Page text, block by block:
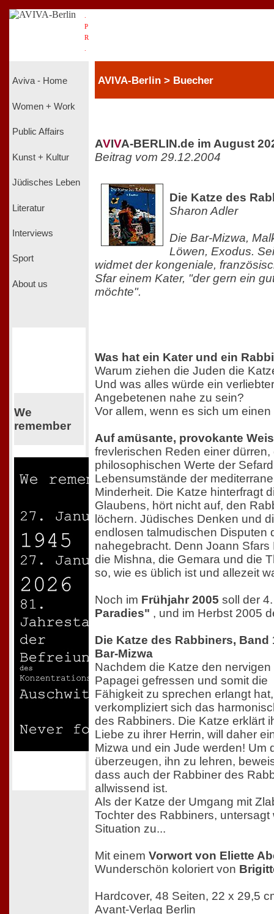
P
R
Aviva - Home
Women + Work
Public Affairs
Kunst + Kultur
Jüdisches Leben
Literatur
Interviews
Sport
About us
We
remember
AVIVA-Berlin > Buecher
AVIVA-BERLIN.de im August
Beitrag vom 29.12.2004
Die Katze des
Sharon Adler
Die Bar-Mizwa,
Löwen, Exodus.
widmet der kongeniale,
Sfar einem Kater, "der gern ein
möchte".
Was hat ein Kater und ein
Warum ziehen die Juden die
Und was alles würde ein
Angebetenen nahe zu sein?
Vor allem, wenn es sich um
Auf amüsante, provokante
frevlerischen Reden einer
philosophischen Werte der
Lebensumstände der
Minderheit. Die Katze hinterfragt
Glaubens, hört nicht auf, den
löchern. Jüdisches Denken und
endlosen talmudischen Disputen
nahegebracht. Denn Joann
die Mishna, die Gemara und die
so, wie es üblich ist und allezeit
Noch im Frühjahr 2005 soll der
Paradies" , und im Herbst 2005
Die Katze des Rabbiners, Band
Bar-Mizwa
Nachdem die Katze den nervigen
Papagei gefressen und somit die
Fähigkeit zu sprechen erlangt hat,
verkompliziert sich das
des Rabbiners. Die Katze erklärt
Liebe zu ihrer Herrin, will daher
Mizwa und ein Jude werden! Um
überzeugen, ihn zu lehren,
dass auch der Rabbiner des
allwissend ist.
Als der Katze der Umgang mit
Tochter des Rabbiners, untersagt
Situation zu...
Mit einem Vorwort von Eliette
Wunderschön koloriert von
Hardcover, 48 Seiten, 22 x 29,5
Avant-Verlag Berlin